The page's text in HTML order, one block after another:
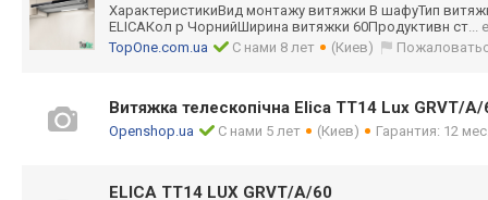
ХарактеристикиВид монтажу витяжки В шафуТип
ELICAКол р ЧорнийШирина витяжки 60Продуктивн ст...
TopOne.com.ua
С нами 8 лет (Киев)
Витяжка телескопічна Elica TT14 Lux GRVT/A/
Openshop.ua С нами 5 лет (Киев) Гарантия: 12 мес.
ELICA TT14 LUX GRVT/A/60